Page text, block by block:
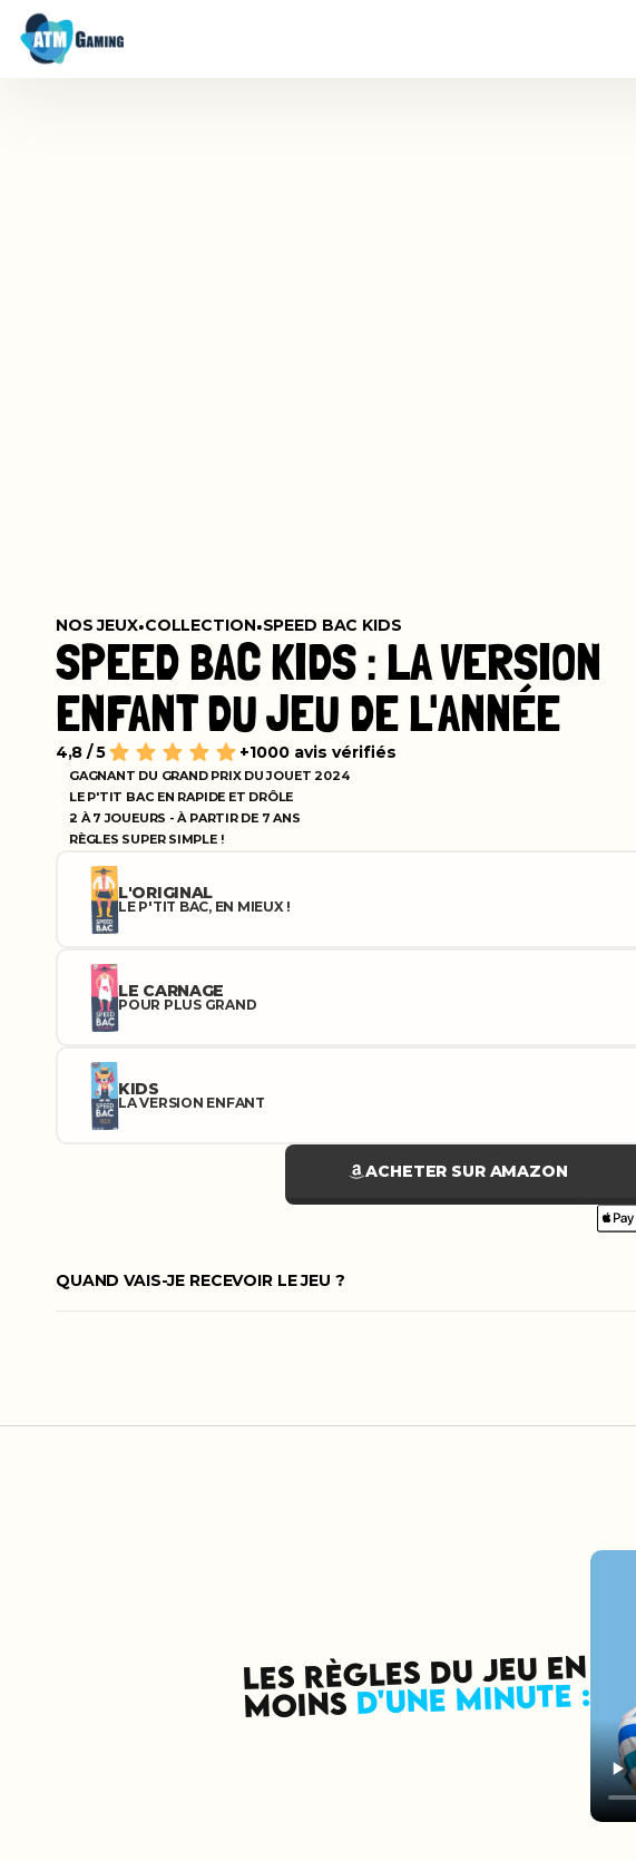
NOS JEUX•COLLECTION•SPEED BAC KIDS
SPEED BAC KIDS : LA VERSION
ENFANT DU JEU DE L'ANNÉE
4,8 / 5 +1000 avis vérifiés
GAGNANT DU GRAND PRIX DU JOUET 2024
LE P'TIT BAC EN RAPIDE ET DRÔLE
2 À 7 JOUEURS - À PARTIR DE 7 ANS
RÈGLES SUPER SIMPLE !
L'ORIGINAL
LE P'TIT BAC, EN MIEUX !
LE CARNAGE
POUR PLUS GRAND
KIDS
LA VERSION ENFANT
ACHETER SUR AMAZON
QUAND VAIS-JE RECEVOIR LE JEU ?
LES RÈGLES DU JEU EN
MOINS D'UNE MINUTE :